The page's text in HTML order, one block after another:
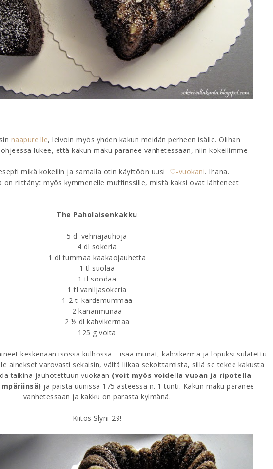
naapureille, leivoin myös yhden kakun meidän perheen isälle. Olihan
lukee, että kakun maku paranee vanhetessaan, niin kokeilimme
mikä kokeilin ja samalla otin käyttöön uusi ♡-vuokani. Ihana.
on riittänyt myös kymmenelle muffinssille, mistä kaksi ovat lähteneet
The Paholaisenkakku
5 dl vehnäjauhoja
4 dl sokeria
1 dl tummaa kaakaojauhetta
1 tl suolaa
1 tl soodaa
1 tl vaniljasokeria
1-2 tl kardemummaa
2 kananmunaa
2 ½ dl kahvikermaa
125 g voita
keskenään isossa kulhossa. Lisää munat, kahvikerma ja lopuksi sulatettu
ainekset varovasti sekaisin, vältä liikaa sekoittamista, sillä se tekee kakusta
taikina jauhotettuun vuokaan (voit myös voidella vuoan ja ripotella
ja paista uunissa 175 asteessa n. 1 tunti. Kakun maku paranee
vanhetessaan ja kakku on parasta kylmänä.
Kiitos Slyni-29!